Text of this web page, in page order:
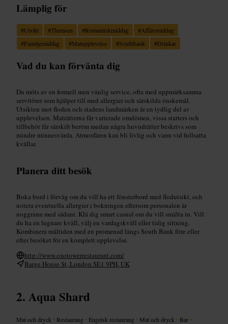
Lämplig för
#Utsikt #Themsen #Romantiskmiddag #Affärsmiddag
#Familjemiddag #Matupplevelse #Southbank #Drinkar
Vad du kan förvänta dig
Du möts av en formell men vänlig service, ofta med uppmärksamma
servitörer som hjälper till med allergier och särskilda önskemål.
Utsikten mot floden och stadens landmärken är en tydlig del av
upplevelsen. Maträtterna får varierade omdömen, vissa starters och
tillbehör får särskilt beröm medan några huvudrätter beskrivs som
mindre minnesvärda. Atmosfären kan bli livlig och varm vid fullsatta
kvällar.
Planera ditt besök
Boka bord i förväg om du vill ha ett fönsterbord med flodutsikt, och
notera eventuella allergier i bokningen eftersom personalen är
noggrann med sådant. Klä dig smart casual om du vill smälta in. Vill
du ha en lugnare kväll, välj en vardagskväll eller tidig sittning.
Kombinera måltiden med en promenad längs South Bank före eller
efter besöket för en komplett upplevelse.
http://www.oxotowerrestaurant.com/
Barge House St, London SE1 9PH, UK
Aqua Shard
Mat och dryck • Restaurang • Engelsk restaurang • Mat och dryck • Bar •